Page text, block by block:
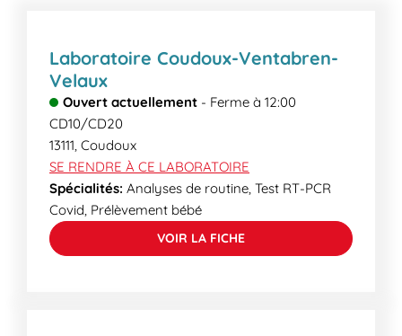
de votre venue, nos secrétaires médicales
pourront vous informer des délais de rendu.
Laboratoire Coudoux-Ventabren-
Velaux
Ouvert actuellement - Ferme à 12:00
CD10/CD20
13111, Coudoux
SE RENDRE À CE LABORATOIRE
Spécialités: Analyses de routine, Test RT-PCR
Covid, Prélèvement bébé
VOIR LA FICHE